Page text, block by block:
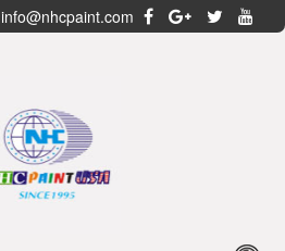
info@nhcpaint.com